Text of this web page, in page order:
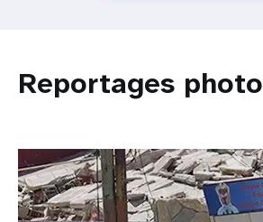
Reportages photo